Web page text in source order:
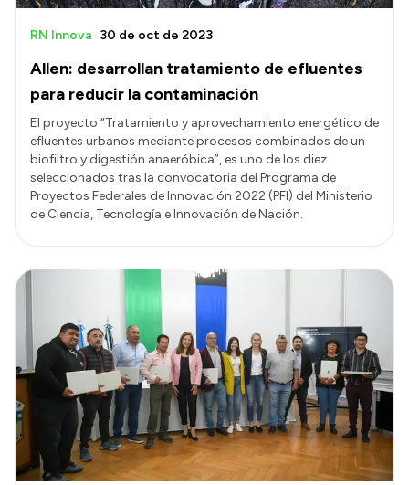
Allen: desarrollan tratamiento de efluentes
para reducir la contaminación
RN Innova 30 de oct de 2023
El proyecto “Tratamiento y aprovechamiento energético de
efluentes urbanos mediante procesos combinados de un
biofiltro y digestión anaeróbica”, es uno de los diez
seleccionados tras la convocatoria del Programa de
Proyectos Federales de Innovación 2022 (PFI) del Ministerio
de Ciencia, Tecnología e Innovación de Nación.